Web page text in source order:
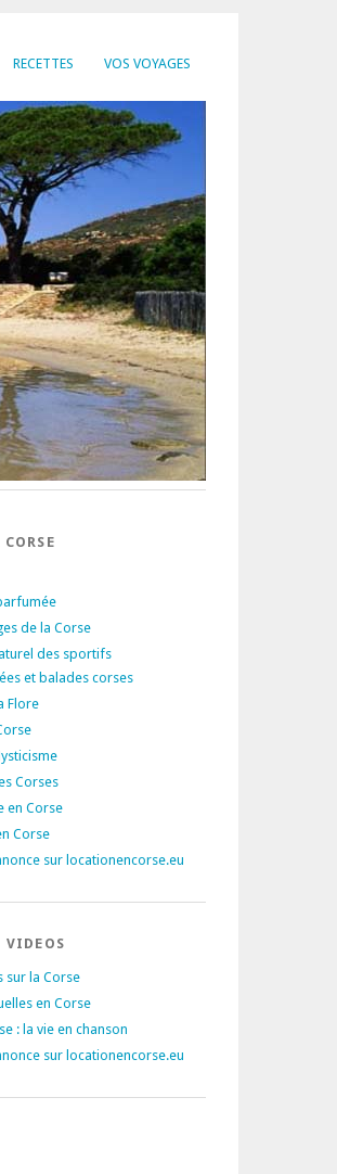
RECETTES VOS VOYAGES
de la Corse
des sportifs
et balades corses
Flore
Corses
en Corse
Corse
sur locationencorse.eu
VIDEOS
sur la Corse
en Corse
: la vie en chanson
sur locationencorse.eu